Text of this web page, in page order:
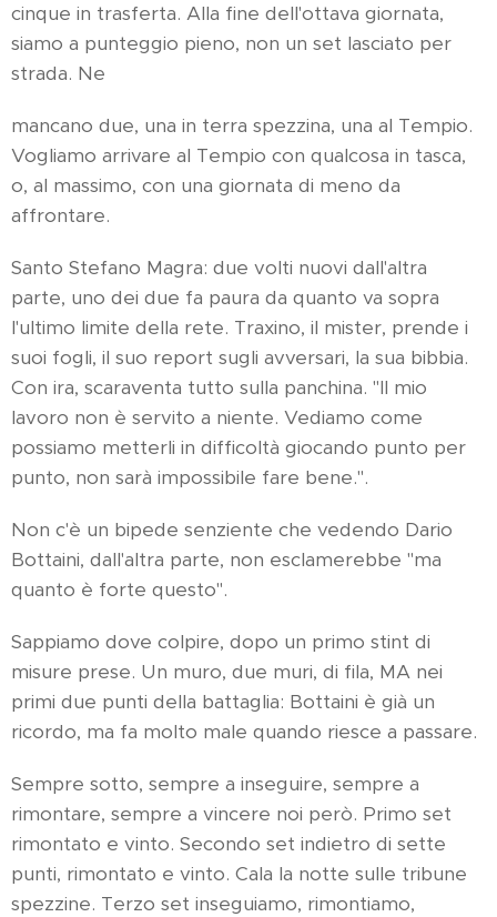
cinque in trasferta. Alla fine dell'ottava giornata,
siamo a punteggio pieno, non un set lasciato per
strada. Ne
mancano due, una in terra spezzina, una al Tempio.
Vogliamo arrivare al Tempio con qualcosa in tasca,
o, al massimo, con una giornata di meno da
affrontare.
Santo Stefano Magra: due volti nuovi dall'altra
parte, uno dei due fa paura da quanto va sopra
l'ultimo limite della rete. Traxino, il mister, prende i
suoi fogli, il suo report sugli avversari, la sua bibbia.
Con ira, scaraventa tutto sulla panchina. "Il mio
lavoro non è servito a niente. Vediamo come
possiamo metterli in difficoltà giocando punto per
punto, non sarà impossibile fare bene.".
Non c'è un bipede senziente che vedendo Dario
Bottaini, dall'altra parte, non esclamerebbe "ma
quanto è forte questo".
Sappiamo dove colpire, dopo un primo stint di
misure prese. Un muro, due muri, di fila, MA nei
primi due punti della battaglia: Bottaini è già un
ricordo, ma fa molto male quando riesce a passare.
Sempre sotto, sempre a inseguire, sempre a
rimontare, sempre a vincere noi però. Primo set
rimontato e vinto. Secondo set indietro di sette
punti, rimontato e vinto. Cala la notte sulle tribune
spezzine. Terzo set inseguiamo, rimontiamo,